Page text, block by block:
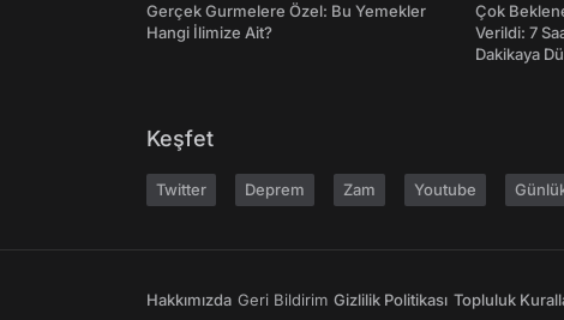
Gerçek Gurmelere Özel: Bu Yemekler
Hangi İlimize Ait?
Çok
Verildi: 7
Dakikaya
Keşfet
Twitter Deprem Zam Youtube
Hakkımızda Geri Bildirim Gizlilik Politikası Topluluk